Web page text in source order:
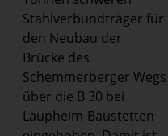
Stahlverbundträger für
den Neubau der
Brücke des
Schemmerberger Wegs
über die B 30 bei
Laupheim-Baustetten